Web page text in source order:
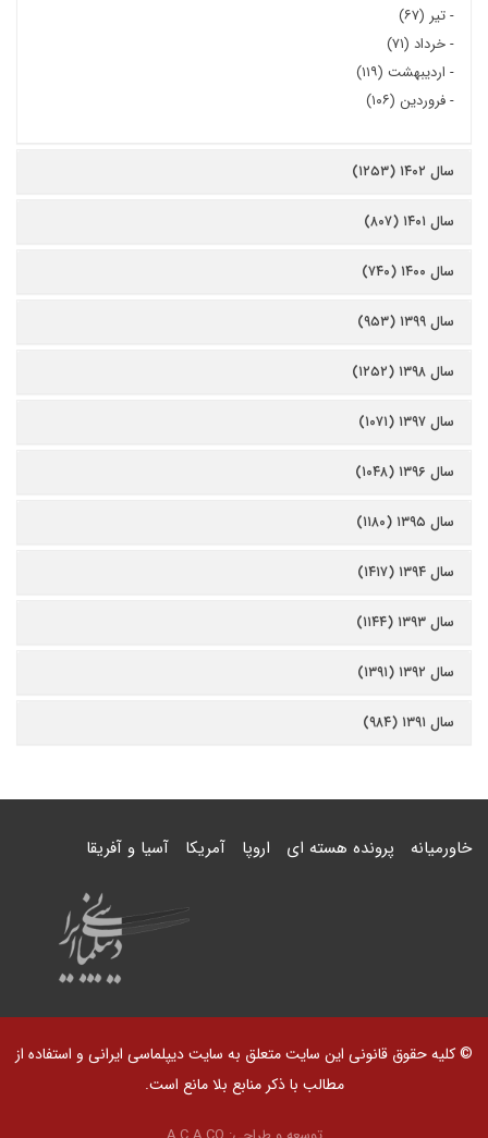
-تیر (۶۷)
-خرداد (۷۱)
- اردیبهشت (۱۱۹)
-فروردین (۱۰۶)
سال ۱۴۰۲ (۱۲۵۳)
سال ۱۴۰۱ (۸۰۷)
سال ۱۴۰۰ (۷۴۰)
سال ۱۳۹۹ (۹۵۳)
سال ۱۳۹۸ (۱۲۵۲)
سال ۱۳۹۷ (۱۰۷۱)
سال ۱۳۹۶ (۱۰۴۸)
سال ۱۳۹۵ (۱۱۸۰)
سال ۱۳۹۴ (۱۴۱۷)
سال ۱۳۹۳ (۱۱۴۴)
سال ۱۳۹۲ (۱۳۹۱)
سال ۱۳۹۱ (۹۸۴)
خاورمیانه پرونده هسته ای اروپا آمریکا آسیا و آفریقا
© کلیه حقوق قانونی این سایت متعلق به سایت دیپلماسی ایرانی و استفاده از
مطالب با ذکر منابع بلا مانع است.